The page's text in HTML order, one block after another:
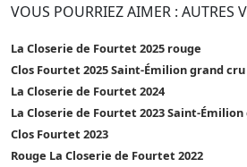
VOUS POURRIEZ AIMER : AUTRES
La Closerie de Fourtet 2025 rouge
Clos Fourtet 2025 Saint-Émilion grand cru
La Closerie de Fourtet 2024
La Closerie de Fourtet 2023 Saint-
Clos Fourtet 2023
Rouge La Closerie de Fourtet 2022